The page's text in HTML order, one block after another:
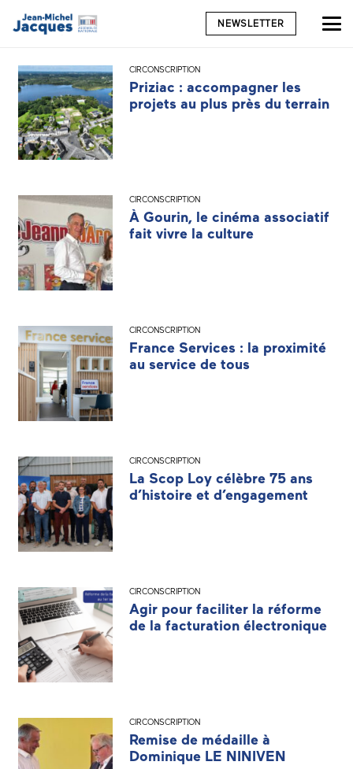
NEWSLETTER
CIRCONSCRIPTION
Priziac : accompagner les
projets au plus près du terrain
CIRCONSCRIPTION
À Gourin, le cinéma associatif
fait vivre la culture
CIRCONSCRIPTION
France Services : la proximité
au service de tous
CIRCONSCRIPTION
La Scop Loy célèbre 75 ans
d’histoire et d’engagement
CIRCONSCRIPTION
Agir pour faciliter la réforme
de la facturation électronique
CIRCONSCRIPTION
Remise de médaille à
Dominique LE NINIVEN